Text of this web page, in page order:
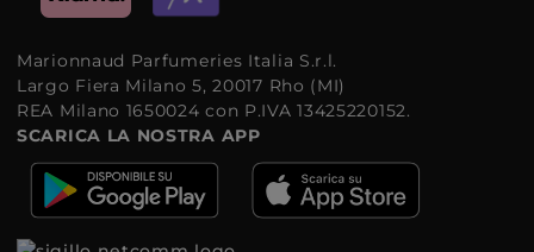
Marionnaud Parfumeries Italia S.r.l.
Largo Fiera Milano 5, 20017 Rho (MI)
REA Milano 1650024 con P.IVA 13425220152.
SCARICA LA NOSTRA APP